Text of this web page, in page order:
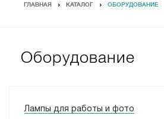
ГЛАВНАЯ КАТАЛОГ ОБОРУДОВАНИЕ
Оборудование
Лампы для работы и фото